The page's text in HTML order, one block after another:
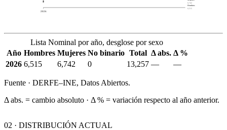
2026
6,742
Hombres
6,515
Lista Nominal por año, desglose por sexo
Año Hombres Mujeres No binario Total Δ abs. Δ %
2026 6,515 6,742 0 13,257 — —
Fuente · DERFE–INE, Datos Abiertos.
Δ abs. = cambio absoluto · Δ % = variación respecto al año anterior.
02 · DISTRIBUCIÓN ACTUAL